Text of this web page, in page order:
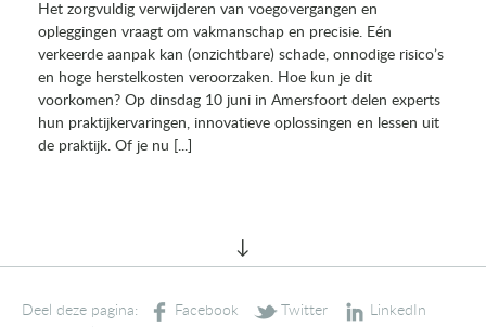
Het zorgvuldig verwijderen van voegovergangen en
opleggingen vraagt om vakmanschap en precisie. Eén
verkeerde aanpak kan (onzichtbare) schade, onnodige risico’s
en hoge herstelkosten veroorzaken. Hoe kun je dit
voorkomen? Op dinsdag 10 juni in Amersfoort delen experts
hun praktijkervaringen, innovatieve oplossingen en lessen uit
de praktijk. Of je nu [...]
Deel deze pagina: